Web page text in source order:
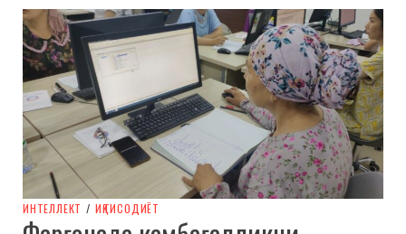
ИНТЕЛЛЕКТ / ИҚТИСОДИЁТ